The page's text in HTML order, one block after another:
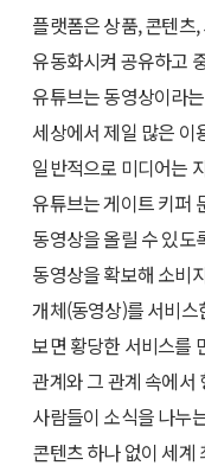
플랫폼은 상품, 콘텐츠
유동화시켜 공유하고
유튜브는 동영상이라
세상에서 제일 많은 이
일반적으로 미디어는
유튜브는 게이트 키퍼
동영상을 올릴 수 있도
동영상을 확보해 소비
개체(동영상)를 서비
보면 황당한 서비스를
관계와 그 관계 속에서
사람들이 소식을 나누
콘텐츠 하나 없이 세계